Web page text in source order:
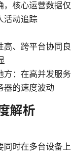
，核心运营数据
活动追踪
高、跨平台协同
方：在高并发服
器的速度波动
解析
同时在多台设备上